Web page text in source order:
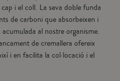
i el coll. La seva doble funda
de carboni que absorbeixen i
al nostre organisme.
de cremallera ofereix
i en facilita la col·locació i el